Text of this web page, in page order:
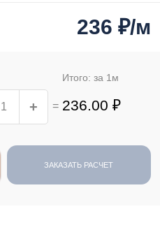
236 ₽/м
+ =
Итого: за 1 м
236.00 ₽
ЗАКАЗАТЬ РАСЧЕТ